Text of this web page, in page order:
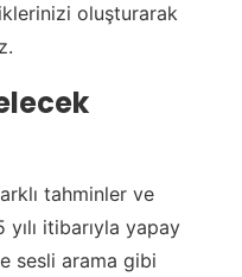
oluşturarak
tahminler ve
itibarıyla yapay
sesli arama gibi